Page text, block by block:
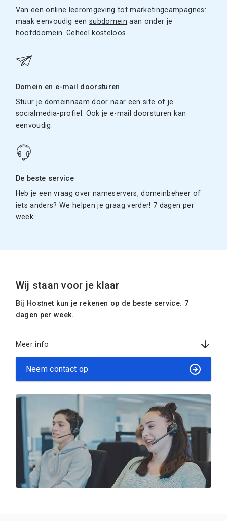
Van een online leeromgeving tot marketingcampagnes:
maak eenvoudig eensubdomein aan onder je
hoofddomein. Geheel kosteloos.
Domein en e-mail doorsturen
Stuur je domeinnaam door naar een site of je
socialmedia-profiel. Ook je e-mail doorsturen kan
eenvoudig.
De beste service
Heb je een vraag over nameservers, domeinbeheer of
iets anders? We helpen je graag verder! 7 dagen per
week.
Wij staan voor je klaar
Bij Hostnet kun je rekenen op de beste service. 7
dagen per week.
Meer info
Neem contact op